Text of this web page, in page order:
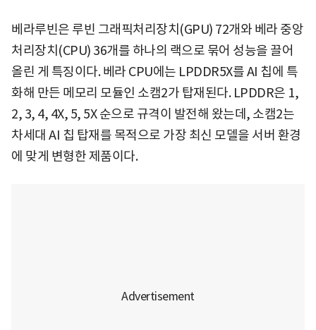
베라루빈은 루빈 그래픽처리장치(GPU) 72개와 베라 중앙
처리장치(CPU) 36개를 하나의 랙으로 묶어 성능을 끌어
올린 게 특징이다. 베라 CPU에는 LPDDR5X를 AI 칩에 특
화해 만든 메모리 모듈인 소캠2가 탑재된다. LPDDR은 1,
2, 3, 4, 4X, 5, 5X 순으로 규격이 발전해 왔는데, 소캠2는
차세대 AI 칩 탑재를 목적으로 가장 최신 모델을 서버 환경
에 맞게 변형한 제품이다.